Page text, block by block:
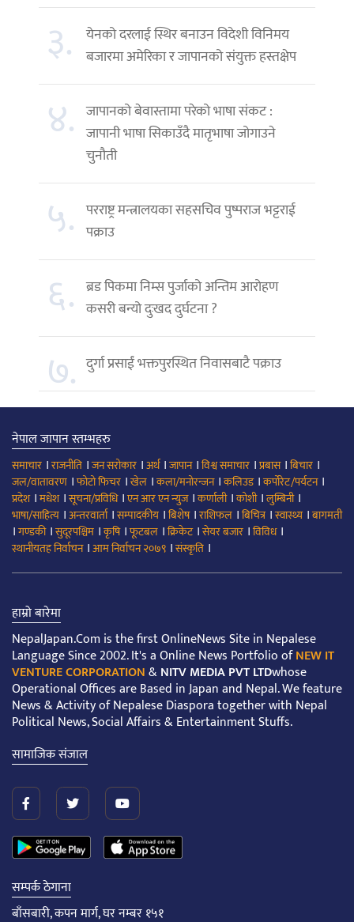
३.
येनको दरलाई स्थिर बनाउन विदेशी विनिमय
बजारमा अमेरिका र जापानको संयुक्त हस्तक्षेप
४. जापानको बेवास्तामा परेको भाषा संकट :
जापानी भाषा सिकाउँदै मातृभाषा जोगाउने
चुनौती
५. परराष्ट्र मन्त्रालयका सहसचिव पुष्पराज भट्टराई
पक्राउ
६. ब्रड पिकमा निम्स पुर्जाको अन्तिम आरोहण
कसरी बन्यो दुःखद दुर्घटना ?
७. दुर्गा प्रसाईं भक्तपुरस्थित निवासबाटै पक्राउ
नेपाल जापान स्तम्भहरु
समाचार ।राजनीति ।जन सरोकार ।अर्थ।जापान।विश्व समाचार ।प्रबास।बिचार ।
जल/वातावरण ।फोटो फिचर ।खेल ।कला/मनोरन्जन।कलिउड।कर्पोरेट/पर्यटन।
प्रदेश।मधेश।सूचना/प्रविधि।एन आर एन न्युज।कर्णाली।कोशी।लुम्बिनी।
भाषा/साहित्य ।अन्तरवार्ता।सम्पादकीय ।बिशेष।राशिफल ।बिचित्र।स्वास्थ्य ।बागमती
।गण्डकी।सुदूरपश्चिम ।कृषि।फूटबल ।क्रिकेट।सेयर बजार ।विविध।
स्थानीयतह निर्वाचन।आम निर्वाचन २०७९ ।संस्कृति ।
हाम्रो बारेमा
NepalJapan.Com is the first OnlineNews Site in Nepalese
Language Since 2002. It's a Online News Portfolio ofNEW IT
VENTURE CORPORATION&NITV MEDIA PVT LTDwhose
Operational Offices are Based in Japan and Nepal. We feature
News & Activity of Nepalese Diaspora together with Nepal
Political News, Social Affairs & Entertainment Stuffs.
सामाजिक संजाल
सम्पर्क ठेगाना
बाँसबारी, कपन मार्ग, घर नम्बर १५१